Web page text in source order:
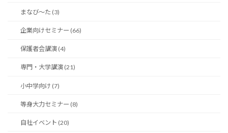
まなび〜た (3)
企業向けセミナー (66)
保護者会講演 (4)
専門・大学講演 (21)
小中学向け (7)
等身大力セミナー (8)
自社イベント (20)